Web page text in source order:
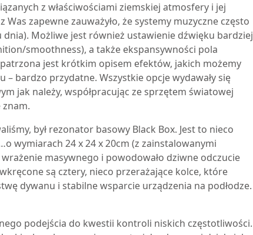
z właściwościami ziemskiej atmosfery i jej
Was zapewne zauważyło, że systemy muzyczne często
Możliwe jest również ustawienie dźwięku bardziej
smoothness), a także ekspansywności pola
jest krótkim opisem efektów, jakich możemy
bardzo przydatne. Wszystkie opcje wydawały się
jak należy, współpracując ze sprzętem światowej
był rezonator basowy Black Box. Jest to nieco
wymiarach 24 x 24 x 20cm (z zainstalowanymi
masywnego i powodowało dziwne odczucie
są cztery, nieco przerażające kolce, które
dywanu i stabilne wsparcie urządzenia na podłodze.
podejścia do kwestii kontroli niskich częstotliwości.